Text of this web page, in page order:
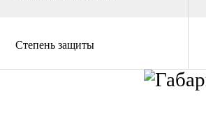
Степень защиты